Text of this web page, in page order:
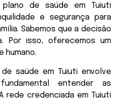
plano de saúde em Tuiuti
e segurança para
Sabemos que a decisão
Por isso, oferecemos um
humano.
saúde em Tuiuti envolve
entender as
rede credenciada em Tuiuti